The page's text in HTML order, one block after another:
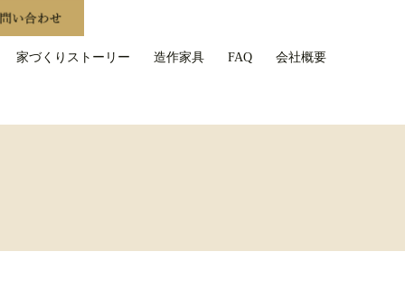
家づくりストーリー 造作家具 FAQ
会社概要